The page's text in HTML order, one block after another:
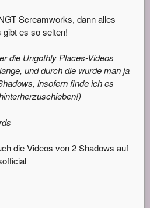
Screamworks, dann alles
es so selten!
die Ungothly Places-Videos
und durch die wurde man ja
insofern finde ich es
die Videos von 2 Shadows auf